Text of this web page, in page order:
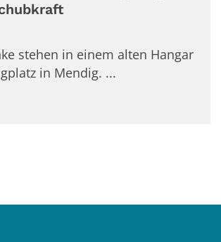
stehen in einem alten Hangar
in Mendig. ...